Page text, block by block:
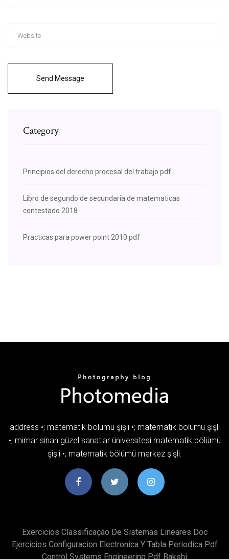
Send Message
Category
Principios del derecho procesal del trabajo pdf
Libro de segundo de secundaria de matematicas
contestado 2018
Practicas para power point 2010 pdf
address •; matematik bölümü şişli •; matematik bölümü şişli
•; mimar sinan güzel sanatlar üniversitesi matematik bölümü
şişli •; matematik bölümü merkez şişli.
Exercicios Classificação De Sistemas Lineares Doc
Ejercicios Configuracion Electronica Y Tabla Periodica Pdf
Control Systems Engineering Pdf Bakshi